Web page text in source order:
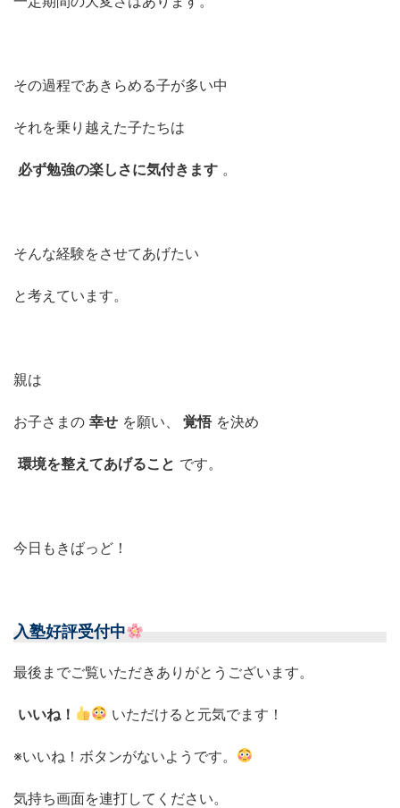
その過程であきらめる子が多い中
それを乗り越えた子たちは
必ず勉強の楽しさに気付きます 。
そんな経験をさせてあげたい
と考えています。
親は
お子さまの 幸せ を願い、 覚悟 を決め
環境を整えてあげること です。
今日もきばっど！
入塾好評受付中
最後までご覧いただきありがとうございます。
いいね！ いただけると元気でます！
※いいね！ボタンがないようです。
気持ち画面を連打してください。